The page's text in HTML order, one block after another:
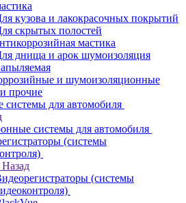
кузова и лакокрасочных покрытий
скрытых полостей
мастика
днища и арок шумоизоляция
и шумоизоляционные
прочие
системы для автомобиля
системы для автомобиля
(системы
Назад
(системы